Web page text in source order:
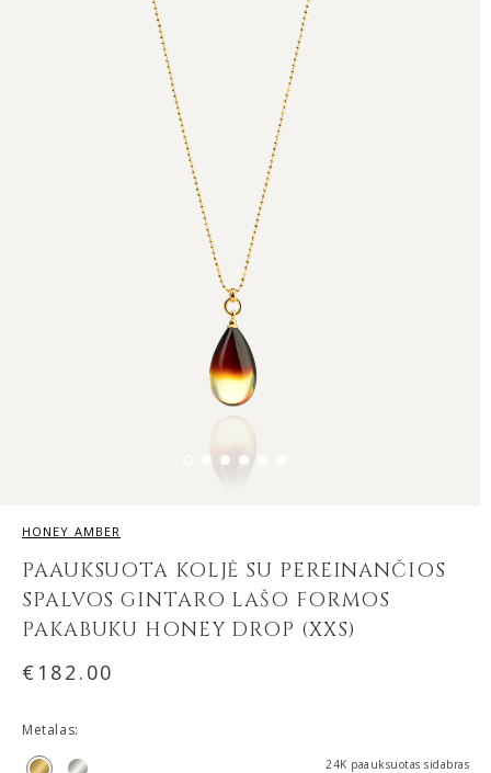
HONEY AMBER
PAAUKSUOTA KOLJĖ SU PEREINANČIOS
SPALVOS GINTARO LAŠO FORMOS
PAKABUKU HONEY DROP (XXS)
€ 182.00
Metalas:
24K paauksuotas sidabras